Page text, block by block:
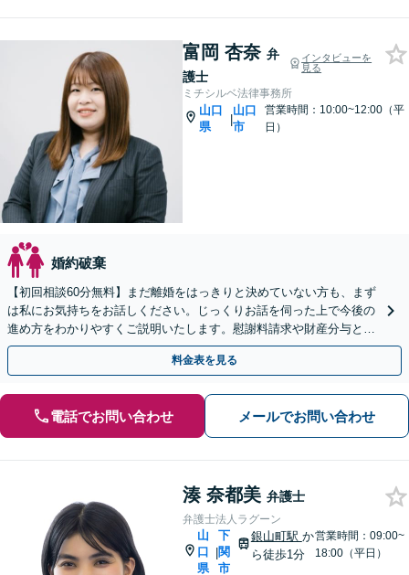
富岡 杏奈 弁
護士
インタビューを
見る
ミチシルベ法律事務所
山口
県
|
山口
市
営業時間：10:00~12:00（平
日）
婚約破棄
【初回相談60分無料】まだ離婚をはっきりと決めていない方も、まず
は私にお気持ちをお話しください。じっくりお話を伺った上で今後の
進め方をわかりやすくご説明いたします。慰謝料請求や財産分与とい
った男女問題に広く対応。【web面談可能】
料金表を見る
電話でお問い合わせ メールでお問い合わせ
湊 奈都美 弁護士
弁護士法人ラグーン
山
口
県
|
下
関
市
銀山町駅 か
ら徒歩1分
営業時間：09:00~
18:00（平日）